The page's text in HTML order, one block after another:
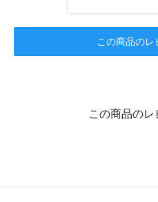
この商品の
この商品の